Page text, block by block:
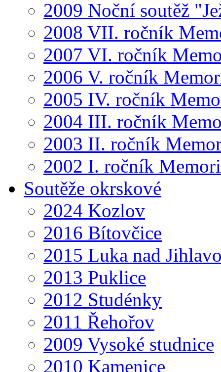
2009 Noční soutěž
2008 VII. ročník
2007 VI. ročník
2006 V. ročník
2005 IV. ročník
2004 III. ročník
2003 II. ročník
2002 I. ročník
Soutěže okrskové
2024 Kozlov
2016 Bítovčice
2015 Luka nad
2013 Puklice
2012 Studénky
2011 Řehořov
2009 Vysoké studnice
2010 Kamenice